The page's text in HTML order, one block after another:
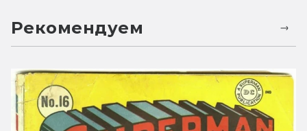
Рекомендуем